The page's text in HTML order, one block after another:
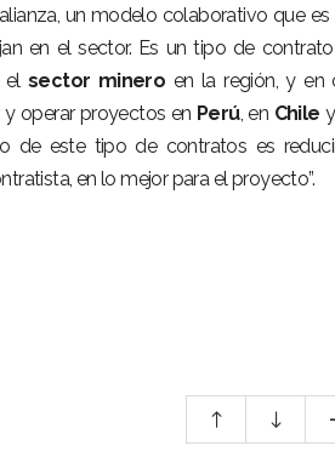
un modelo colaborativo que
en el sector. Es un tipo de
elsector minero en la región, y en
y operar proyectos en Perú, en Chile
de este tipo de contratos es
en lo mejor para el proyecto”.